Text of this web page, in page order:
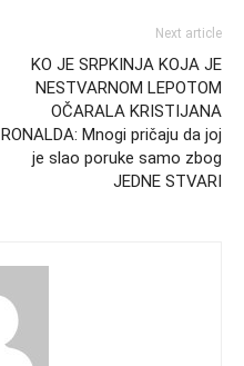
Next article
KO JE SRPKINJA KOJA JE
NESTVARNOM LEPOTOM
OČARALA KRISTIJANA
RONALDA: Mnogi pričaju da joj
je slao poruke samo zbog
JEDNE STVARI